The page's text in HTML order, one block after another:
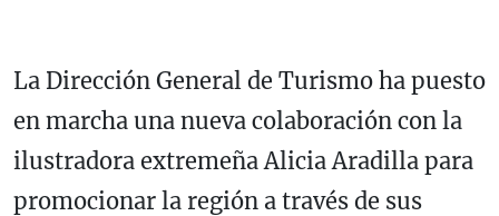
La Dirección General de Turismo ha puesto
en marcha una nueva colaboración con la
ilustradora extremeña Alicia Aradilla para
promocionar la región a través de sus